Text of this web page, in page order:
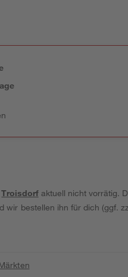
Troisdorfaktuell nicht vorrätig.
wir bestellen ihn für dich (ggf.